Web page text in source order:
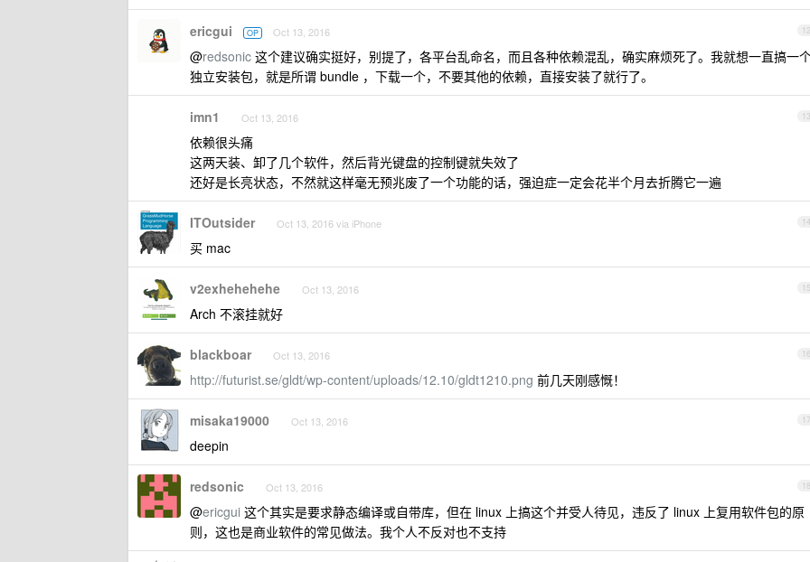
12
ericgui OP Oct 13, 2016
@redsonic 这个建议确实挺好，别提了，各平台乱命名，而且各种依赖混乱，确实麻烦死了。我就想一直搞一
独立安装包，就是所谓 bundle ，下载一个，不要其他的依赖，直接安装了就行了。
13
imn1 Oct 13, 2016
依赖很头痛
这两天装、卸了几个软件，然后背光键盘的控制键就失效了
还好是长亮状态，不然就这样毫无预兆废了一个功能的话，强迫症一定会花半个月去折腾它一遍
14
ITOutsider Oct 13, 2016 via iPhone
买 mac
15
v2exhehehehe Oct 13, 2016
Arch 不滚挂就好
16
blackboar Oct 13, 2016
http://futurist.se/gldt/wp-content/uploads/12.10/gldt1210.png 前几天刚感慨！
17
misaka19000 Oct 13, 2016
deepin
18
redsonic Oct 13, 2016
@ericgui 这个其实是要求静态编译或自带库，但在 linux 上搞这个并受人待见，违反了 linux 上复用软件包的原
则，这也是商业软件的常见做法。我个人不反对也不支持